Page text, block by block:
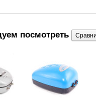
посмотреть